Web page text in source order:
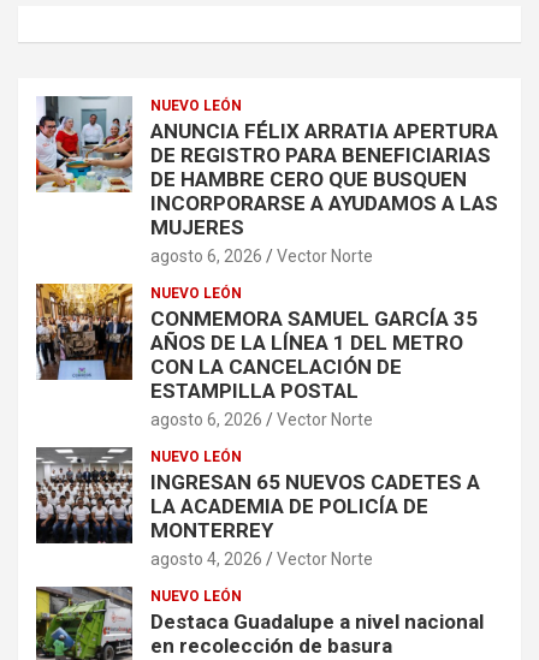
NUEVO LEÓN
ANUNCIA FÉLIX ARRATIA APERTURA
DE REGISTRO PARA BENEFICIARIAS
DE HAMBRE CERO QUE BUSQUEN
INCORPORARSE A AYUDAMOS A LAS
MUJERES
agosto 6, 2026 Vector Norte
NUEVO LEÓN
CONMEMORA SAMUEL GARCÍA 35
AÑOS DE LA LÍNEA 1 DEL METRO
CON LA CANCELACIÓN DE
ESTAMPILLA POSTAL
agosto 6, 2026 Vector Norte
NUEVO LEÓN
INGRESAN 65 NUEVOS CADETES A
LA ACADEMIA DE POLICÍA DE
MONTERREY
agosto 4, 2026 Vector Norte
NUEVO LEÓN
Destaca Guadalupe a nivel nacional
en recolección de basura